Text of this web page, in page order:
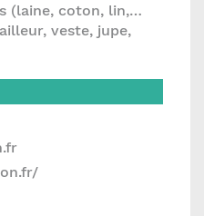
(laine, coton, lin,…
veste, jupe,